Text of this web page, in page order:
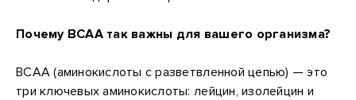
Почему BCAA так важны для вашего организма?
BCAA (аминокислоты с разветвленной цепью) — это
три ключевых аминокислоты: лейцин, изолейцин и